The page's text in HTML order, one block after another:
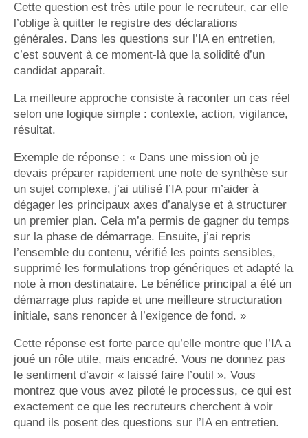
Cette question est très utile pour le recruteur, car elle
l’oblige à quitter le registre des déclarations
générales. Dans les questions sur l’IA en entretien,
c’est souvent à ce moment-là que la solidité d’un
candidat apparaît.
La meilleure approche consiste à raconter un cas réel
selon une logique simple : contexte, action, vigilance,
résultat.
Exemple de réponse : « Dans une mission où je
devais préparer rapidement une note de synthèse sur
un sujet complexe, j’ai utilisé l’IA pour m’aider à
dégager les principaux axes d’analyse et à structurer
un premier plan. Cela m’a permis de gagner du temps
sur la phase de démarrage. Ensuite, j’ai repris
l’ensemble du contenu, vérifié les points sensibles,
supprimé les formulations trop génériques et adapté la
note à mon destinataire. Le bénéfice principal a été un
démarrage plus rapide et une meilleure structuration
initiale, sans renoncer à l’exigence de fond. »
Cette réponse est forte parce qu’elle montre que l’IA a
joué un rôle utile, mais encadré. Vous ne donnez pas
le sentiment d’avoir « laissé faire l’outil ». Vous
montrez que vous avez piloté le processus, ce qui est
exactement ce que les recruteurs cherchent à voir
quand ils posent des questions sur l’IA en entretien.